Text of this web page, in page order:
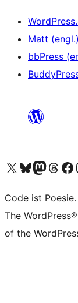
Matt (engl.)
bbPress
Das X-Konto (früher Twitter) von WordPress.org besuchen
Das Bluesky-Konto von WordPress.org
Das Mastodon-Konto von
Das Threads-Konto
Die
Code ist Poesie.
The
of the